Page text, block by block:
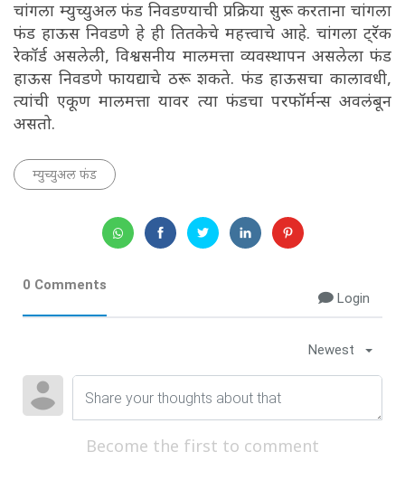
चांगला म्युच्युअल फंड निवडण्याची प्रक्रिया सुरू करताना चांगला
फंड हाऊस निवडणे हे ही तितकेचे महत्त्वाचे आहे. चांगला ट्रॅक
रेकॉर्ड असलेली, विश्वसनीय मालमत्ता व्यवस्थापन असलेला फंड
हाऊस निवडणे फायद्याचे ठरू शकते. फंड हाऊसचा कालावधी,
त्यांची एकूण मालमत्ता यावर त्या फंडचा परफॉर्मन्स अवलंबून
असतो.
म्युच्युअल फंड
0 Comments
Login
Newest
Become the first to comment